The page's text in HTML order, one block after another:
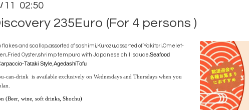
/ 11 02:50
235Euro (For 4 persons )
flakesand scallop,assorted of sashimi,Kurozu,assorted of Yakitori,Omelet-
Oyster,shrimp tempura with Japanese chili sauce,Seafood
Tataki Style, AgedashiTofu
can-drink is available exclusively on Wednesdays and Thursdays when you
(Beer, wine, soft drinks, Shochu)